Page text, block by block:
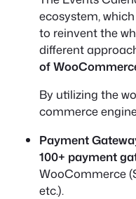
ecosystem,
to reinvent the
different
of
By utilizing the
commerce
Payment
100+ payment
WooCommerce
etc.).